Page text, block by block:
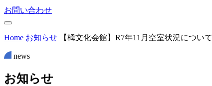
お問い合わせ
Home お知らせ 【栂文化会館】R7年11月空室状況について
news
お知らせ